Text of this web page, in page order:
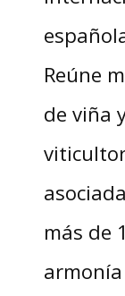
Reúne
de viña
más de